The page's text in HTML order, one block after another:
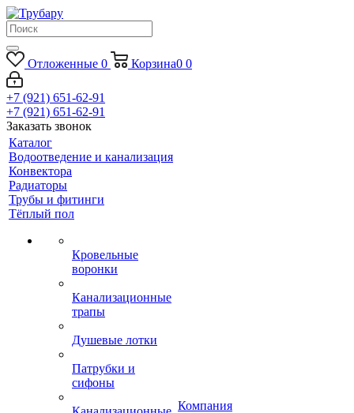
Отложенные 0 Корзина0 0
+7 (921) 651-62-91
+7 (921) 651-62-91
Заказать звонок
Каталог
Водоотведение и канализация
Конвектора
Радиаторы
Трубы и фитинги
Тёплый пол
Кровельные
воронки
Канализационные
трапы
Душевые лотки
Патрубки и
сифоны
Компания